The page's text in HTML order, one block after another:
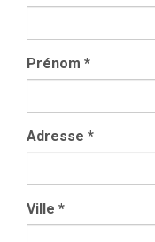
Prénom *
Adresse *
Ville *